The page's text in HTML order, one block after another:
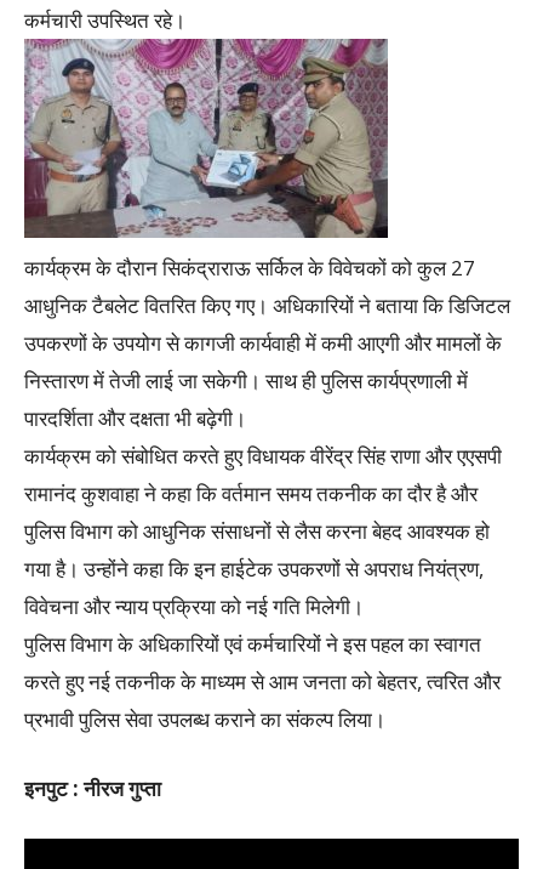
कर्मचारी उपस्थित रहे।
कार्यक्रम के दौरान सिकंद्राराऊ सर्किल के विवेचकों को कुल 27
आधुनिक टैबलेट वितरित किए गए। अधिकारियों ने बताया कि डिजिटल
उपकरणों के उपयोग से कागजी कार्यवाही में कमी आएगी और मामलों के
निस्तारण में तेजी लाई जा सकेगी। साथ ही पुलिस कार्यप्रणाली में
पारदर्शिता और दक्षता भी बढ़ेगी।
कार्यक्रम को संबोधित करते हुए विधायक वीरेंद्र सिंह राणा और एएसपी
रामानंद कुशवाहा ने कहा कि वर्तमान समय तकनीक का दौर है और
पुलिस विभाग को आधुनिक संसाधनों से लैस करना बेहद आवश्यक हो
गया है। उन्होंने कहा कि इन हाईटेक उपकरणों से अपराध नियंत्रण,
विवेचना और न्याय प्रक्रिया को नई गति मिलेगी।
पुलिस विभाग के अधिकारियों एवं कर्मचारियों ने इस पहल का स्वागत
करते हुए नई तकनीक के माध्यम से आम जनता को बेहतर, त्वरित और
प्रभावी पुलिस सेवा उपलब्ध कराने का संकल्प लिया।
इनपुट : नीरज गुप्ता